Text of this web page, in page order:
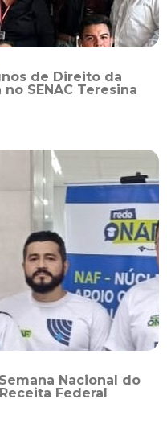
de Direito da
SENAC Teresina
Nacional do
Federal